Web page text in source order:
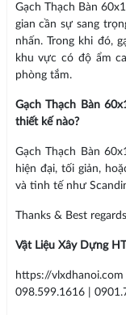
Gạch Thạch Bàn
gian cần sự sang
nhấn. Trong khi đó,
khu vực có độ ẩm
phòng tắm.
Gạch Thạch Bàn
thiết kế nào?
Gạch Thạch Bàn
hiện đại, tối giản,
và tinh tế như
Thanks & Best
Vật Liệu Xây Dựng
https://
098.599.1616 |